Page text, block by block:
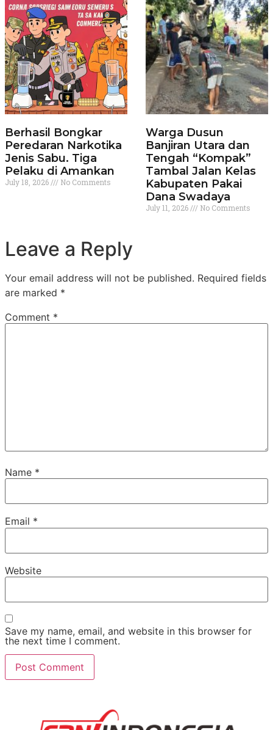
Berhasil Bongkar
Peredaran Narkotika
Jenis Sabu. Tiga
Pelaku di Amankan
July 18, 2026 No Comments
Warga Dusun
Banjiran Utara dan
Tengah “Kompak”
Tambal Jalan Kelas
Kabupaten Pakai
Dana Swadaya
July 11, 2026 No Comments
Leave a Reply
Your email address will not be published. Required fields
are marked *
Comment *
Name *
Email *
Website
Save my name, email, and website in this browser for
the next time I comment.